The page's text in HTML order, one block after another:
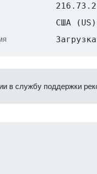
США (US)
в службу поддержки